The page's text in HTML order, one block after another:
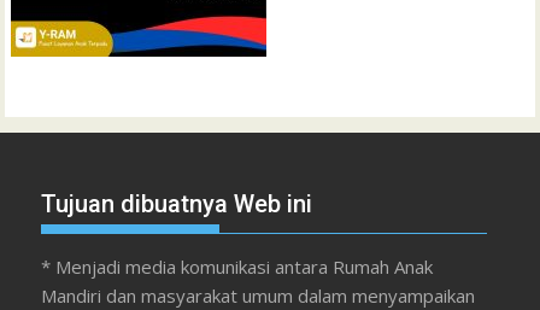
Tujuan dibuatnya Web ini
* Menjadi media komunikasi antara Rumah Anak
Mandiri dan masyarakat umum dalam menyampaikan